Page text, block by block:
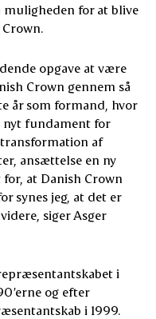
muligheden for at blive
opgave at være
Crown gennem så
år som formand, hvor
nyt fundament for
af
ansættelse en ny
at Danish Crown
synes jeg, at det er
siger Asger
i
og efter
i 1999.